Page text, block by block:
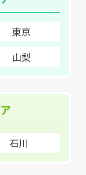
東京
山梨
石川